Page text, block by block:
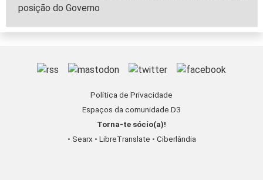
posição do Governo
Política de Privacidade
Espaços da comunidade D3
Torna-te sócio(a)!
• Searx • LibreTranslate • Ciberlândia